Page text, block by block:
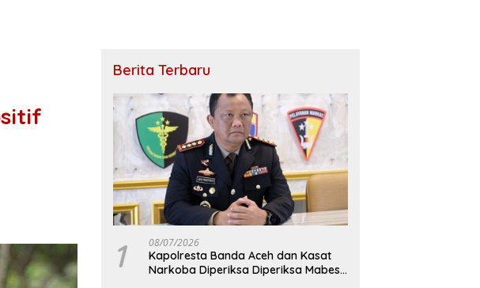
Berita Terbaru
1 08/07/2026
Kapolresta Banda Aceh dan Kasat
Narkoba Diperiksa Diperiksa Mabes